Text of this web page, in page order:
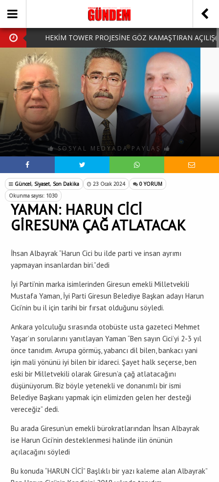
HEKİM TOWER PROJESİNE GÖZ KAMAŞTIRAN AÇILIŞ
AK PARTİ’DE YENİ YÜZLER
iPhone Arka Cam Değişimi ile Cihazınızı Koruyun
Hafta Sonu Şanlıurfa Çıkışlı Turlar Alternatifleri
HARUN CİCİ: VİDEOYU GÖRÜNCE GÖZLERİM DOLDU
SOSYAL MEDYADA PAYLAŞ
Güncel, Siyaset, Son Dakika 23 Ocak 2024
0 YORUM
Okunma sayısı: 1030
YAMAN: HARUN CİCİ
GİRESUN’A ÇAĞ ATLATACAK
İhsan Albayrak “Harun Cici bu ilde parti ve insan ayrımı
yapmayan insanlardan biri.”dedi
İyi Parti’nin marka isimlerinden Giresun emekli Milletvekili
Mustafa Yaman, İyi Parti Giresun Belediye Başkan adayı Harun
Cici’nin bu il için tarihi bir fırsat olduğunu söyledi.
Ankara yolculuğu sırasında otobüste usta gazeteci Mehmet
Yaşar’ın sorularını yanıtlayan Yaman “Ben sayın Cici’yi 2-3 yıl
önce tanıdım. Avrupa görmüş, yabancı dil bilen, bankacı yani
işin mali yönünü iyi bilen bir idareci. Şayet halk seçerse, ben
eski bir Milletvekili olarak Giresun’a çağ atlatacağını
düşünüyorum. Biz böyle yetenekli ve donanımlı bir ismi
Belediye Başkanı yapmak için elimizden gelen her desteği
vereceğiz” dedi.
Bu arada Giresun’un emekli bürokratlarından İhsan Albayrak
ise Harun Cici’nin desteklenmesi halinde ilin önünün
açılacağını söyledi
Bu konuda “HARUN CİCİ” Başlıklı bir yazı kaleme alan Albayrak”